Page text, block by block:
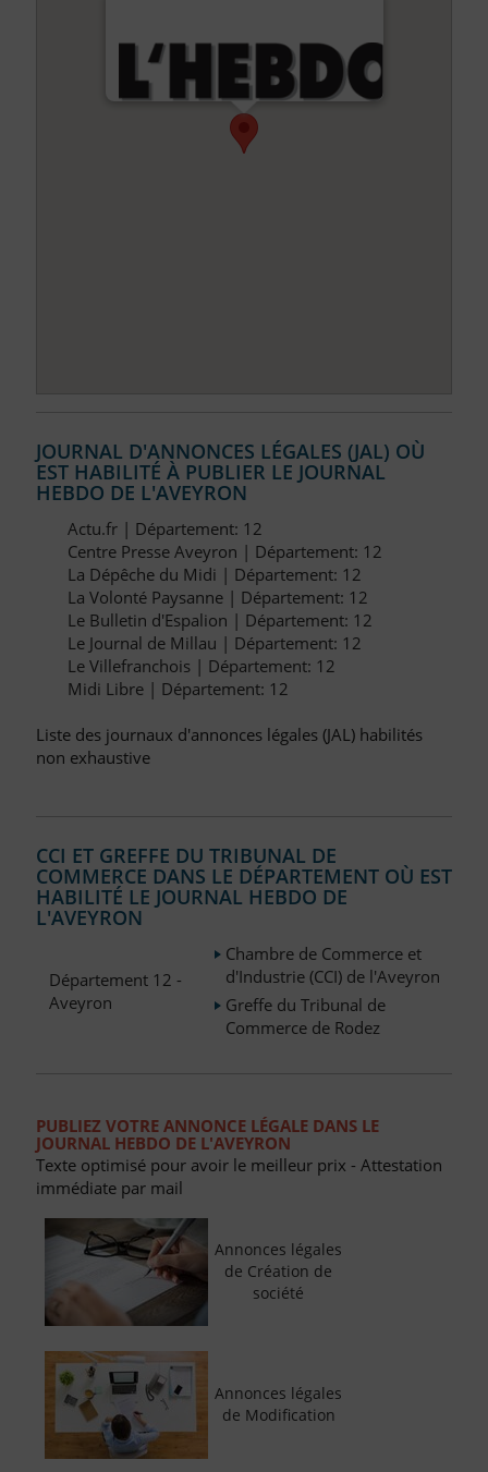
JOURNAL D'ANNONCES LÉGALES (JAL) OÙ
EST HABILITÉ À PUBLIER LE JOURNAL
HEBDO DE L'AVEYRON
Actu.fr | Département: 12
Centre Presse Aveyron | Département: 12
La Dépêche du Midi | Département: 12
La Volonté Paysanne | Département: 12
Le Bulletin d'Espalion | Département: 12
Le Journal de Millau | Département: 12
Le Villefranchois | Département: 12
Midi Libre | Département: 12
Liste des journaux d'annonces légales (JAL) habilités
non exhaustive
CCI ET GREFFE DU TRIBUNAL DE
COMMERCE DANS LE DÉPARTEMENT OÙ EST
HABILITÉ LE JOURNAL HEBDO DE
L'AVEYRON
Département 12 -
Aveyron
Chambre de Commerce et
d'Industrie (CCI) de l'Aveyron
Greffe du Tribunal de
Commerce de Rodez
PUBLIEZ VOTRE ANNONCE LÉGALE DANS LE
JOURNAL HEBDO DE L'AVEYRON
Texte optimisé pour avoir le meilleur prix - Attestation
immédiate par mail
Annonces légales
de Création de
société
Annonces légales
de Modification